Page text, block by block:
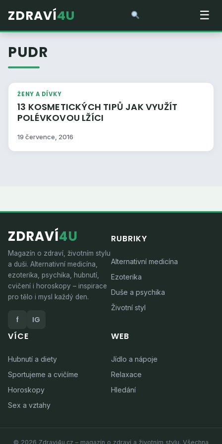
ZDRAVÍ4U ☰
PUDR
ŽENY A DÍVKY
13 KOSMETICKÝCH TIPŮ JAK VYUŽÍT
POLÉVKOVOU LŽÍCI
19 července, 2016
ZDRAVÍ4U
Magazín o zdraví, životním stylu
a duši. Alternativní medicína,
ezoterika, psychika, hubnutí,
cvičení i horoskopy – inspirace
pro tělo i mysl každý den.
f IG
RUBRIKY
Alternativní medicína
Ezoterika
Duše a psychika
Životní styl
VÍCE
Hubnutí a diety
Sportujeme a cvičíme
Horoskopy
Sex a vztahy
WEB
Jídlo a nápoje
Relaxace
Hledání
© 2026 Zdravi4u.cz – magazín o zdraví a životním stylu. Všechna